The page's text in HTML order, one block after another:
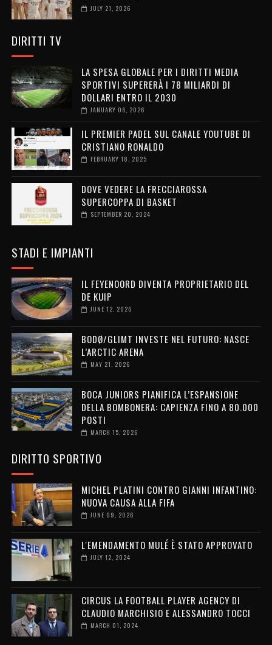
JULY 21, 2026
DIRITTI TV
LA SPESA GLOBALE PER I DIRITTI MEDIA
SPORTIVI SUPERERÀ I 78 MILIARDI DI
DOLLARI ENTRO IL 2030
JANUARY 06, 2026
IL PREMIER PADEL SUL CANALE YOUTUBE DI
CRISTIANO RONALDO
FEBRUARY 18, 2025
DOVE VEDERE LA FRECCIAROSSA
SUPERCOPPA DI BASKET
SEPTEMBER 20, 2024
STADI E IMPIANTI
IL FEYENOORD DIVENTA PROPRIETARIO DEL
DE KUIP
JUNE 12, 2026
BODØ/GLIMT INVESTE NEL FUTURO: NASCE
L’ARCTIC ARENA
MAY 21, 2026
BOCA JUNIORS PIANIFICA L’ESPANSIONE
DELLA BOMBONERA: CAPIENZA FINO A 80.000
POSTI
MARCH 15, 2026
DIRITTO SPORTIVO
MICHEL PLATINI CONTRO GIANNI INFANTINO:
NUOVA CAUSA ALLA FIFA
JUNE 09, 2026
L'EMENDAMENTO MULÉ È STATO APPROVATO
JULY 12, 2024
CIRCUS LA FOOTBALL PLAYER AGENCY DI
CLAUDIO MARCHISIO E ALESSANDRO TOCCI
MARCH 01, 2024